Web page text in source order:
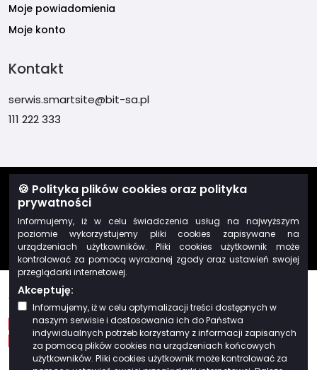
🍪 Polityka plików cookies oraz polityka
prywatności
Informujemy, iż w celu świadczenia usług na najwyższym
poziomie wykorzystujemy pliki cookies zapisywane na
urządzeniach użytkowników. Pliki cookies użytkownik może
kontrolować za pomocą wyrażanej zgody oraz ustawień swojej
przeglądarki internetowej.
Akceptuję:
Informujemy, iż w celu optymalizacji treści dostępnych w
naszym serwisie i dostosowania ich do Państwa
indywidualnych potrzeb korzystamy z informacji zapisanych
za pomocą plików cookies na urządzeniach końcowych
użytkowników. Pliki cookies użytkownik może kontrolować za
Moje powiadomienia
Moje konto
Kontakt
serwis.smartsite@bit-sa.pl
111 222 333
Start
Instrukcja obsługi dla klienta e-usług
Deklaracja dostępności
Regulamin
© 2026 BIT